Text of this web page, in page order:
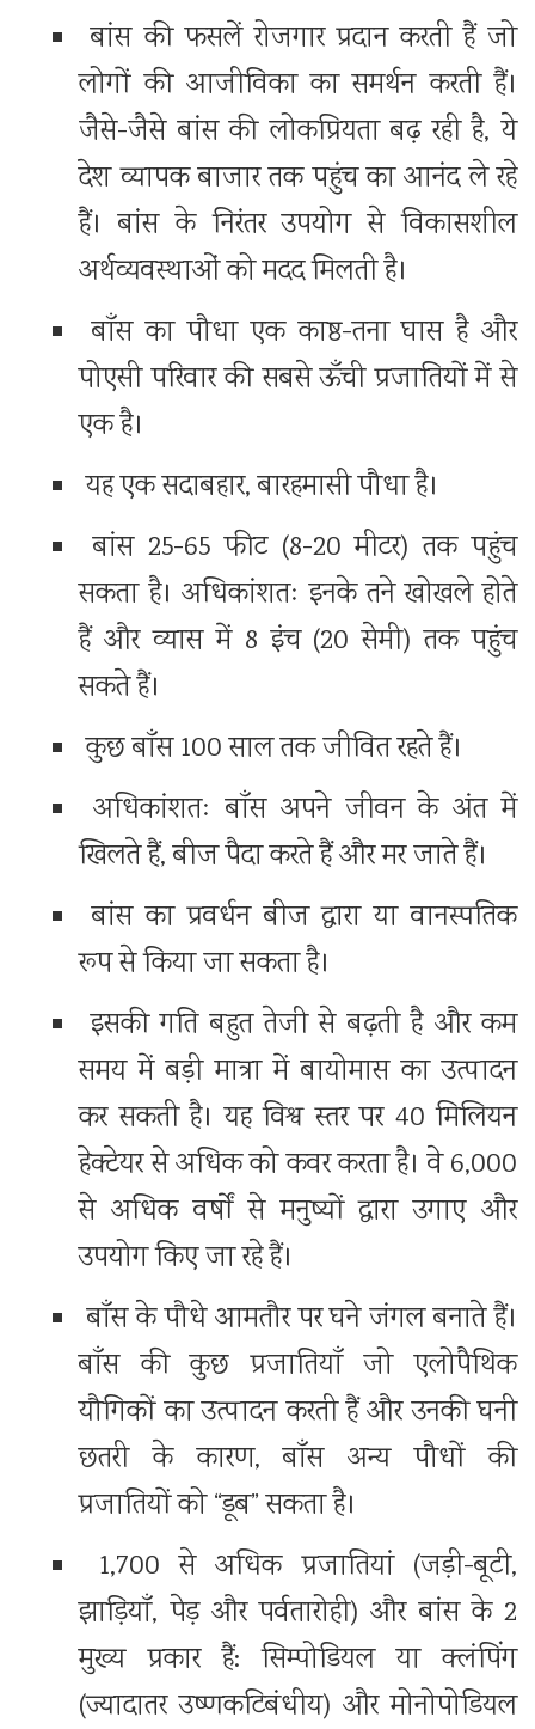
बांस की फसलें रोजगार प्रदान करती हैं जो
लोगों की आजीविका का समर्थन करती हैं।
जैसे-जैसे बांस की लोकप्रियता बढ़ रही है, ये
देश व्यापक बाजार तक पहुंच का आनंद ले रहे
हैं। बांस के निरंतर उपयोग से विकासशील
अर्थव्यवस्थाओं को मदद मिलती है।
बाँस का पौधा एक काष्ठ-तना घास है और
पोएसी परिवार की सबसे ऊँची प्रजातियों में से
एक है।
यह एक सदाबहार, बारहमासी पौधा है।
बांस 25-65 फीट (8-20 मीटर) तक पहुंच
सकता है। अधिकांशतः इनके तने खोखले होते
हैं और व्यास में 8 इंच (20 सेमी) तक पहुंच
सकते हैं।
कुछ बाँस 100 साल तक जीवित रहते हैं।
अधिकांशतः बाँस अपने जीवन के अंत में
खिलते हैं, बीज पैदा करते हैं और मर जाते हैं।
बांस का प्रवर्धन बीज द्वारा या वानस्पतिक
रूप से किया जा सकता है।
इसकी गति बहुत तेजी से बढ़ती है और कम
समय में बड़ी मात्रा में बायोमास का उत्पादन
कर सकती है। यह विश्व स्तर पर 40 मिलियन
हेक्टेयर से अधिक को कवर करता है। वे 6,000
से अधिक वर्षों से मनुष्यों द्वारा उगाए और
उपयोग किए जा रहे हैं।
बाँस के पौधे आमतौर पर घने जंगल बनाते हैं।
बाँस की कुछ प्रजातियाँ जो एलोपैथिक
यौगिकों का उत्पादन करती हैं और उनकी घनी
छतरी के कारण, बाँस अन्य पौधों की
प्रजातियों को “डूब” सकता है।
1,700 से अधिक प्रजातियां (जड़ी-बूटी,
झाड़ियाँ, पेड़ और पर्वतारोही) और बांस के 2
मुख्य प्रकार हैं: सिम्पोडियल या क्लंपिंग
(ज्यादातर उष्णकटिबंधीय) और मोनोपोडियल